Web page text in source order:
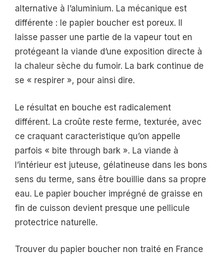
alternative à l’aluminium. La mécanique est
différente : le papier boucher est poreux. Il
laisse passer une partie de la vapeur tout en
protégeant la viande d’une exposition directe à
la chaleur sèche du fumoir. La bark continue de
se « respirer », pour ainsi dire.
Le résultat en bouche est radicalement
différent. La croûte reste ferme, texturée, avec
ce craquant caracteristique qu’on appelle
parfois « bite through bark ». La viande à
l’intérieur est juteuse, gélatineuse dans les bons
sens du terme, sans être bouillie dans sa propre
eau. Le papier boucher imprégné de graisse en
fin de cuisson devient presque une pellicule
protectrice naturelle.
Trouver du papier boucher non traité en France